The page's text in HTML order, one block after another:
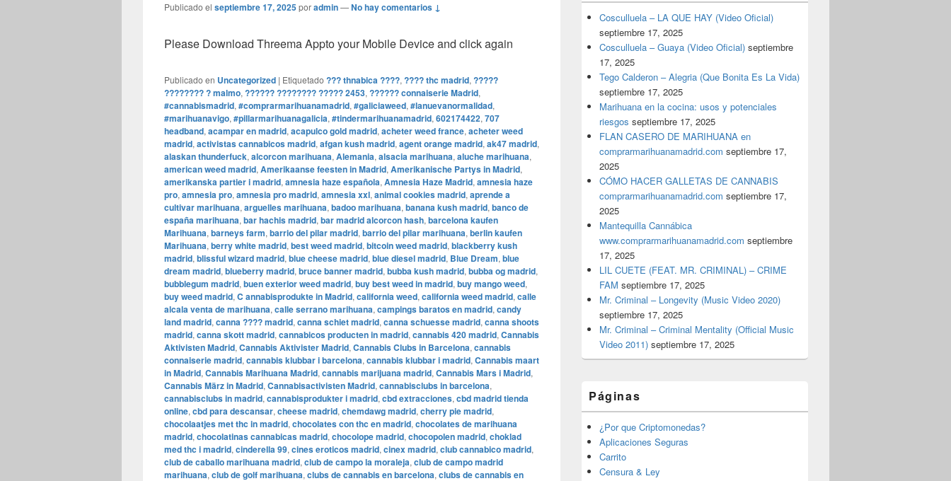
Publicado el septiembre 17, 2025poradmin—No hay comentarios ↓
Please Download Threema Appto your Mobile Device and click again
Publicado en Uncategorized | Etiquetado ??? thnabica ????, ???? thc madrid, ?????
???????? ? malmo, ?????? ???????? ????? 2453, ?????? connaiserie Madrid,
#cannabismadrid, #comprarmarihuanamadrid, #galiciaweed, #lanuevanormalidad,
#marihuanavigo, #pillarmarihuanagalicia, #tindermarihuanamadrid, 602174422, 707
headband, acampar en madrid, acapulco gold madrid, acheter weed france, acheter weed
madrid, activistas cannabicos madrid, afgan kush madrid, agent orange madrid, ak47 madrid,
alaskan thunderfuck, alcorcon marihuana, Alemania, alsacia marihuana, aluche marihuana,
american weed madrid, Amerikaanse feesten in Madrid, Amerikanische Partys in Madrid,
amerikanska partier i madrid, amnesia haze española, Amnesia Haze Madrid, amnesia haze
pro, amnesia pro, amnesia pro madrid, amnesia xxl, animal cookies madrid, aprende a
cultivar marihuana, arguelles marihuana, badoo marihuana, banana kush madrid, banco de
españa marihuana, bar hachis madrid, bar madrid alcorcon hash, barcelona kaufen
Marihuana, barneys farm, barrio del pilar madrid, barrio del pilar marihuana, berlin kaufen
Marihuana, berry white madrid, best weed madrid, bitcoin weed madrid, blackberry kush
madrid, blissful wizard madrid, blue cheese madrid, blue diesel madrid, Blue Dream, blue
dream madrid, blueberry madrid, bruce banner madrid, bubba kush madrid, bubba og madrid,
bubblegum madrid, buen exterior weed madrid, buy best weed in madrid, buy mango weed,
buy weed madrid, C annabisprodukte in Madrid, california weed, california weed madrid, calle
alcala venta de marihuana, calle serrano marihuana, campings baratos en madrid, candy
land madrid, canna ???? madrid, canna schiet madrid, canna schuesse madrid, canna shoots
madrid, canna skott madrid, cannabicos producten in madrid, cannabis 420 madrid, Cannabis
Aktivisten Madrid, Cannabis Aktivister Madrid, Cannabis Clubs in Barcelona, cannabis
connaiserie madrid, cannabis klubbar i barcelona, cannabis klubbar i madrid, Cannabis maart
in Madrid, Cannabis Marihuana Madrid, cannabis marijuana madrid, Cannabis Mars i Madrid,
Cannabis März in Madrid, Cannabisactivisten Madrid, cannabisclubs in barcelona,
cannabisclubs in madrid, cannabisprodukter i madrid, cbd extracciones, cbd madrid tienda
online, cbd para descansar, cheese madrid, chemdawg madrid, cherry pie madrid,
chocolaatjes met thc in madrid, chocolates con thc en madrid, chocolates de marihuana
madrid, chocolatinas cannabicas madrid, chocolope madrid, chocopolen madrid, choklad
med thc i madrid, cinderella 99, cines eroticos madrid, cinex madrid, club cannabico madrid,
club de caballo marihuana madrid, club de campo la moraleja, club de campo madrid
marihuana, club de golf marihuana, clubs de cannabis en barcelona, clubs de cannabis en
Cosculluela – LA QUE HAY (Video Oficial)
septiembre 17, 2025
Cosculluela – Guaya (Video Oficial) septiembre
17, 2025
Tego Calderon – Alegria (Que Bonita Es La Vida)
septiembre 17, 2025
Marihuana en la cocina: usos y potenciales
riesgos septiembre 17, 2025
FLAN CASERO DE MARIHUANA en
comprarmarihuanamadrid.com septiembre 17,
2025
CÓMO HACER GALLETAS DE CANNABIS
comprarmarihuanamadrid.com septiembre 17,
2025
Mantequilla Cannábica
www.comprarmarihuanamadrid.com septiembre
17, 2025
LIL CUETE (FEAT. MR. CRIMINAL) – CRIME
FAM septiembre 17, 2025
Mr. Criminal – Longevity (Music Video 2020)
septiembre 17, 2025
Mr. Criminal – Criminal Mentality (Official Music
Video 2011) septiembre 17, 2025
Páginas
¿Por que Criptomonedas?
Aplicaciones Seguras
Carrito
Censura & Ley